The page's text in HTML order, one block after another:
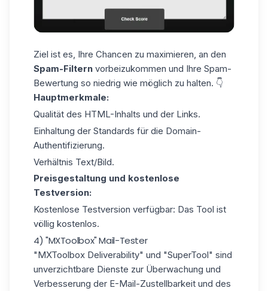
Ziel ist es, Ihre Chancen zu maximieren, an den
Spam-Filtern vorbeizukommen und Ihre Spam-
Bewertung so niedrig wie möglich zu halten. 👇
Hauptmerkmale:
Qualität des HTML-Inhalts und der Links.
Einhaltung der Standards für die Domain-
Authentifizierung.
Verhältnis Text/Bild.
Preisgestaltung und kostenlose
Testversion:
Kostenlose Testversion verfügbar: Das Tool ist
völlig kostenlos.
4) "MXToolbox" Mail-Tester
"MXToolbox Deliverability" und "SuperTool" sind
unverzichtbare Dienste zur Überwachung und
Verbesserung der E-Mail-Zustellbarkeit und des